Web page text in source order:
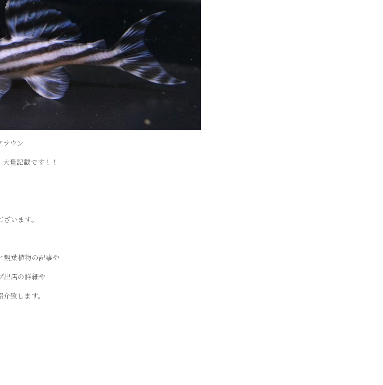
ラウン
量記載です！！
います。
観葉植物の記事や
店の詳細や
致します。